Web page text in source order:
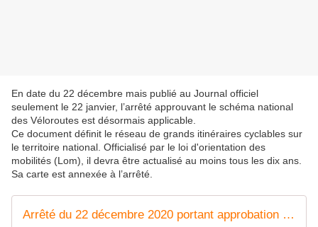
En date du 22 décembre mais publié au Journal officiel
seulement le 22 janvier, l’arrêté approuvant le schéma national
des Véloroutes est désormais applicable.
Ce document définit le réseau de grands itinéraires cyclables sur
le territoire national. Officialisé par le loi d'orientation des
mobilités (Lom), il devra être actualisé au moins tous les dix ans.
Sa carte est annexée à l’arrêté.
Arrêté du 22 décembre 2020 portant approbation du schéma national des Véloroutes